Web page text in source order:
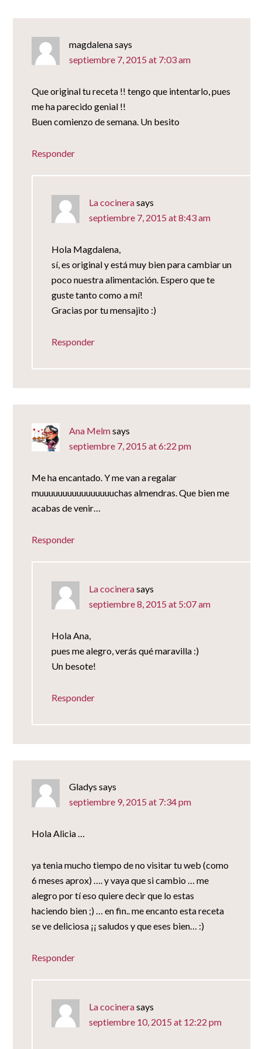
magdalenasays
septiembre 7, 2015 at 7:03 am
Que original tu receta !! tengo que intentarlo, pues
me ha parecido genial !!
Buen comienzo de semana. Un besito
Responder
La cocinerasays
septiembre 7, 2015 at 8:43 am
Hola Magdalena,
sí, es original y está muy bien para cambiar un
poco nuestra alimentación. Espero que te
guste tanto como a mí!
Gracias por tu mensajito :)
Responder
Ana Melmsays
septiembre 7, 2015 at 6:22 pm
Me ha encantado. Y me van a regalar
muuuuuuuuuuuuuuuuchas almendras. Que bien me
acabas de venir…
Responder
La cocinerasays
septiembre 8, 2015 at 5:07 am
Hola Ana,
pues me alegro, verás qué maravilla :)
Un besote!
Responder
Gladys says
septiembre 9, 2015 at 7:34 pm
Hola Alicia …
ya tenia mucho tiempo de no visitar tu web (como
6 meses aprox) …. y vaya que si cambio … me
alegro por tí eso quiere decir que lo estas
haciendo bien ;) … en fin.. me encanto esta receta
se ve deliciosa ¡¡ saludos y que eses bien… :)
Responder
La cocinerasays
septiembre 10, 2015 at 12:22 pm